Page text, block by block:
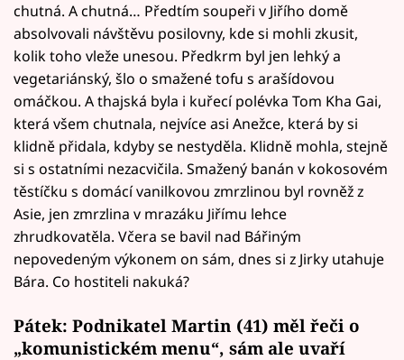
chutná. A chutná… Předtím soupeři v Jiřího domě
absolvovali návštěvu posilovny, kde si mohli zkusit,
kolik toho vleže unesou. Předkrm byl jen lehký a
vegetariánský, šlo o smažené tofu s arašídovou
omáčkou. A thajská byla i kuřecí polévka Tom Kha Gai,
která všem chutnala, nejvíce asi Anežce, která by si
klidně přidala, kdyby se nestyděla. Klidně mohla, stejně
si s ostatními nezacvičila. Smažený banán v kokosovém
těstíčku s domácí vanilkovou zmrzlinou byl rovněž z
Asie, jen zmrzlina v mrazáku Jiřímu lehce
zhrudkovatěla. Včera se bavil nad Bářiným
nepovedeným výkonem on sám, dnes si z Jirky utahuje
Bára. Co hostiteli nakuká?
Pátek: Podnikatel Martin (41) měl řeči o
„komunistickém menu“, sám ale uvaří